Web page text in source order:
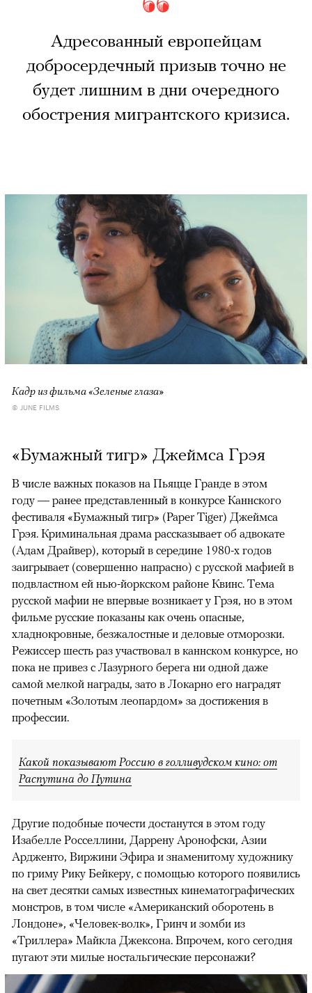
Адресованный европейцам
добросердечный призыв точно не
будет лишним в дни очередного
обострения мигрантского кризиса.
Кадр из фильма «Зеленые глаза»
© JUNE FILMS
«Бумажный тигр» Джеймса Грэя
В числе важных показов на Пьяцце Гранде в этом
году — ранее представленный в конкурсе Каннского
фестиваля «Бумажный тигр» (Paper Tiger) Джеймса
Грэя. Криминальная драма рассказывает об адвокате
(Адам Драйвер), который в середине 1980-х годов
заигрывает (совершенно напрасно) с русской мафией в
подвластном ей нью-йоркском районе Квинс. Тема
русской мафии не впервые возникает у Грэя, но в этом
фильме русские показаны как очень опасные,
хладнокровные, безжалостные и деловые отморозки.
Режиссер шесть раз участвовал в каннском конкурсе, но
пока не привез с Лазурного берега ни одной даже
самой мелкой награды, зато в Локарно его наградят
почетным «Золотым леопардом» за достижения в
профессии.
Какой показывают Россию в голливудском кино: от
Распутина до Путина
Другие подобные почести достанутся в этом году
Изабелле Росселлини, Даррену Аронофски, Азии
Ардженто, Виржини Эфира и знаменитому художнику
по гриму Рику Бейкеру, с помощью которого появились
на свет десятки самых известных кинематографических
монстров, в том числе «Американский оборотень в
Лондоне», «Человек-волк», Гринч и зомби из
«Триллера» Майкла Джексона. Впрочем, кого сегодня
пугают эти милые ностальгические персонажи?